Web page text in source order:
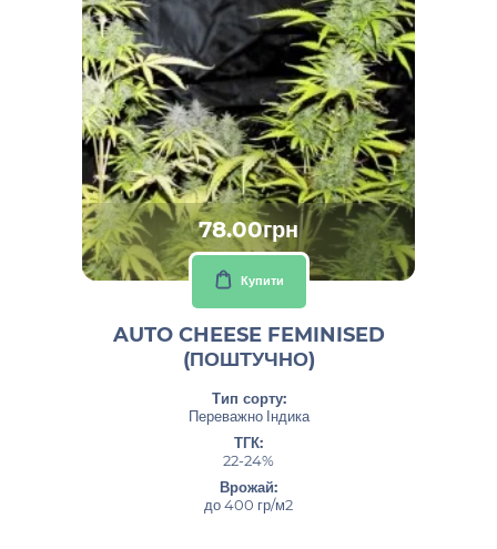
78.00грн
Купити
AUTO CHEESE FEMINISED
(ПОШТУЧНО)
Тип сорту:
Переважно Індика
ТГК:
22-24%
Врожай:
до 400 гр/м2